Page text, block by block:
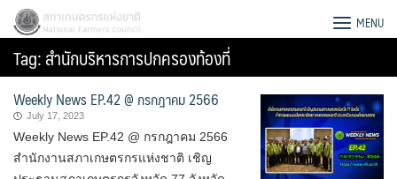
Skip
content
สภาเกษตรกรแห่งชาติ MENU
Tag:สำนักบริหารการปกครองท้องที่
Weekly News EP.42 @ กรกฎาคม 2566
July 17, 2023
Weekly News EP.42 @ กรกฎาคม 2566
สำนักงานสภาเกษตรกรแห่งชาติ เชิญ